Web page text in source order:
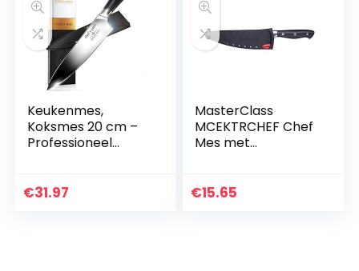
Keukenmes,
Koksmes 20 cm –
Professioneel
met Hoog
€31.97
MasterClass
MCEKTRCHEF Chef
Mes met
roestvrij staal, 20
€15.65